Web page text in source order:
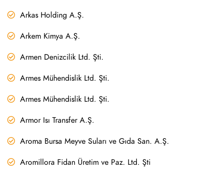
Arkas Holding A.Ş.
Arkem Kimya A.Ş.
Armen Denizcilik Ltd. Şti.
Armes Mühendislik Ltd. Şti.
Armes Mühendislik Ltd. Şti.
Armor Isı Transfer A.Ş.
Aroma Bursa Meyve Suları ve Gıda San. A.Ş.
Aromillora Fidan Üretim ve Paz. Ltd. Şti